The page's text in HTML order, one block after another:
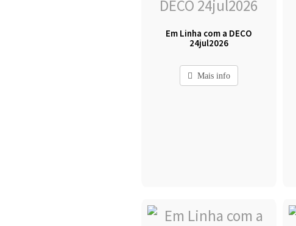
Em Linha com a DECO
24jul2026
Mais info